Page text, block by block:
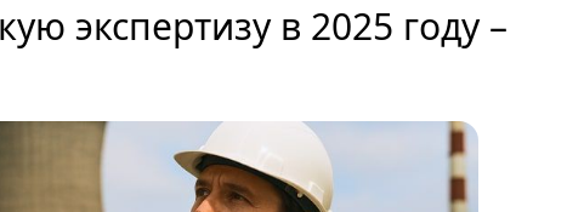
экспертизу в 2025 году –